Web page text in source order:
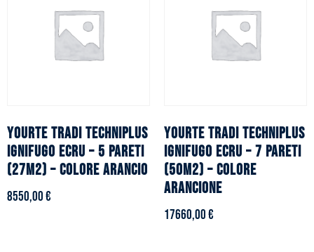
YOURTE TRADI TECHNIPLUS
ignifugo ecru – 5 pareti
(27m2) – Colore arancio
8550,00€
YOURTE TRADI TECHNIPLUS
ignifugo ecru – 7 pareti
(50m2) – Colore
arancione
17660,00€